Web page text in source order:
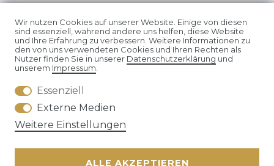
Impressum Daten­schutz­erklärung
AGB
Wir nutzen Cookies auf unserer Website. Einige von diesen
sind essenziell, während andere uns helfen, diese Website
und Ihre Erfahrung zu verbessern. Weitere Informationen zu
den von uns verwendeten Cookies und Ihren Rechten als
Nutzer finden Sie in unserer Daten­schutz­erklärung und
unserem Impressum.
Essenziell
Externe Medien
Weitere Einstellungen
ALLE AKZEPTIEREN